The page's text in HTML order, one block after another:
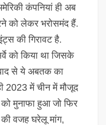
कंपनियां ही अब
को लेकर भरोसमंद हैं.
की गिरावट है.
को किया था जिसके
से ये अबतक का
में चीन में मौजूद
मुनाफा हुआ जो फिर
की वजह घरेलू मांग,